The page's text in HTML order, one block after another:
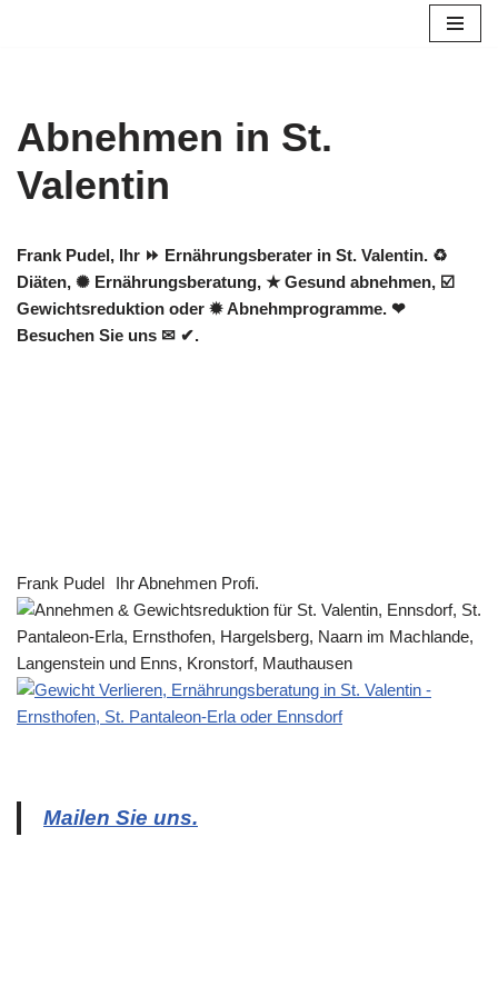
Abnehmen in St.
Valentin
Frank Pudel, Ihr ⏩ Ernährungsberater in St. Valentin. ♻
Diäten, ✺ Ernährungsberatung, ★ Gesund abnehmen, ☑️
Gewichtsreduktion oder ✹ Abnehmprogramme. ❤
Besuchen Sie uns ✉ ✔.
Frank Pudel Ihr Abnehmen Profi.
Mailen Sie uns.